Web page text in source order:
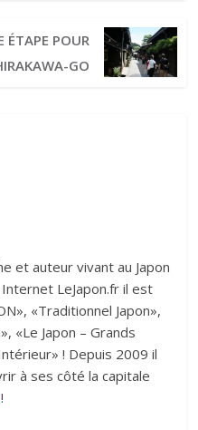
ÉTAPE POUR
GO
et auteur vivant au Japon
LeJapon.fr il est
«Traditionnel Japon»,
«Le Japon – Grands
! Depuis 2009 il
à ses côté la capitale
!